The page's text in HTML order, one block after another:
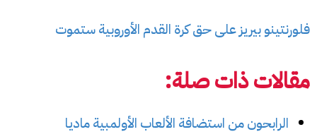
فلورنتينو بيريز على حق كرة القدم الأوروبية ستموت
مقالات ذات صلة:
الرابحون من استضافة الألعاب الأولمبية ماديا